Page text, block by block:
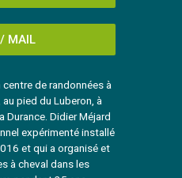
MAIL
de randonnées à
pied du Luberon, à
Didier Méjard
expérimenté installé
et qui a organisé et
à cheval dans les